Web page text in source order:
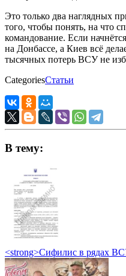
Это только два наглядных
того, чтобы понять, на что
командование. Если
на Донбассе, а Киев всё
тысячных потерь ВСУ не
CategoriesСтатьи
В тему:
<strong>Сифилис в рядах